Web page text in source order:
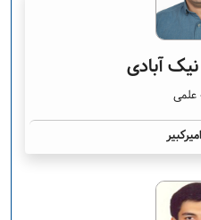
آبادی
علمی